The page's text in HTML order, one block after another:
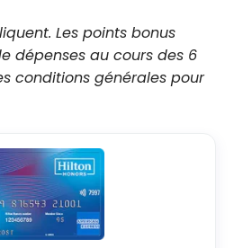
Les points bonus
dépenses au cours des 6
conditions générales pour